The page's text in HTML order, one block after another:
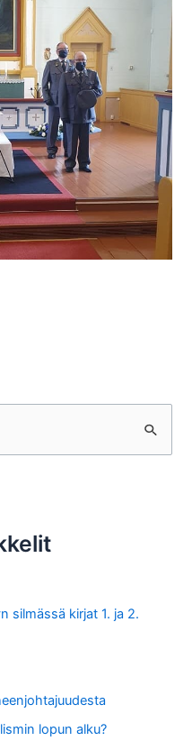
silmässä kirjat 1. ja 2.
lopun alku?